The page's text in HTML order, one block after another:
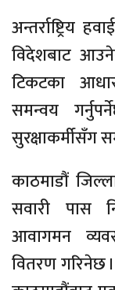
अन्तर्राष्ट्रिय
विदेशबाट
टिकटका
समन्वय
सुरक्षाकर्मीसँग
काठमाडौं
सवारी पास
आवागमन
वितरण गरिनेछ